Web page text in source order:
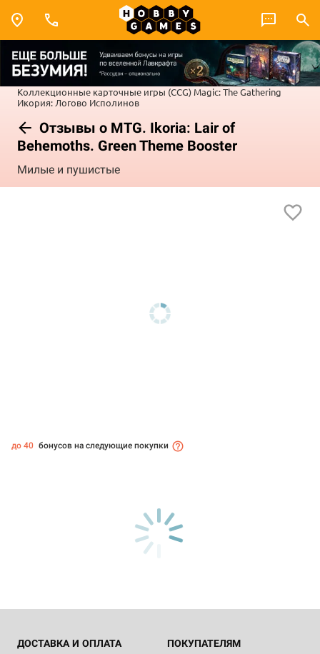
Коллекционные карточные игры (CCG) Magic: The Gathering
Икория: Логово Исполинов
Отзывы о MTG. Ikoria: Lair of
Behemoths. Green Theme Booster
Милые и пушистые
до 40 бонусов на следующие покупки
ДОСТАВКА И ОПЛАТА ПОКУПАТЕЛЯМ